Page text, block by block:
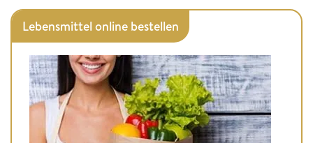
Lebensmittel online bestellen